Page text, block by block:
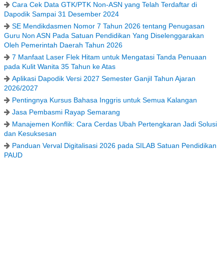
Cara Cek Data GTK/PTK Non-ASN yang Telah Terdaftar di
Dapodik Sampai 31 Desember 2024
SE Mendikdasmen Nomor 7 Tahun 2026 tentang Penugasan
Guru Non ASN Pada Satuan Pendidikan Yang Diselenggarakan
Oleh Pemerintah Daerah Tahun 2026
7 Manfaat Laser Flek Hitam untuk Mengatasi Tanda Penuaan
pada Kulit Wanita 35 Tahun ke Atas
Aplikasi Dapodik Versi 2027 Semester Ganjil Tahun Ajaran
2026/2027
Pentingnya Kursus Bahasa Inggris untuk Semua Kalangan
Jasa Pembasmi Rayap Semarang
Manajemen Konflik: Cara Cerdas Ubah Pertengkaran Jadi Solusi
dan Kesuksesan
Panduan Verval Digitalisasi 2026 pada SILAB Satuan Pendidikan
PAUD